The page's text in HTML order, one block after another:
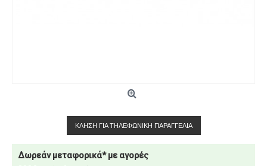
ΚΛΉΣΗ ΓΙΑ ΤΗΛΕΦΩΝΙΚΉ ΠΑΡΑΓΓΕΛΊΑ
Δωρεάν μεταφορικά* με αγορές